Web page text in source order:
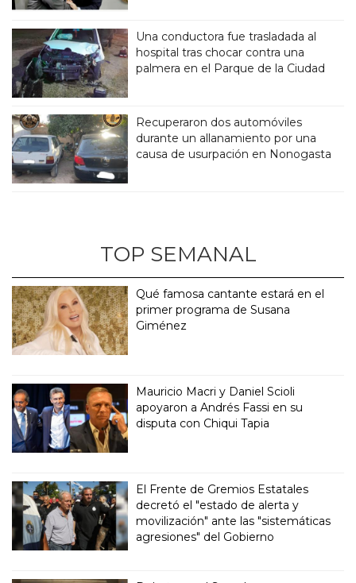
Una conductora fue trasladada al
hospital tras chocar contra una
palmera en el Parque de la Ciudad
Recuperaron dos automóviles
durante un allanamiento por una
causa de usurpación en Nonogasta
TOP SEMANAL
Qué famosa cantante estará en el
primer programa de Susana
Giménez
Mauricio Macri y Daniel Scioli
apoyaron a Andrés Fassi en su
disputa con Chiqui Tapia
El Frente de Gremios Estatales
decretó el "estado de alerta y
movilización" ante las "sistemáticas
agresiones" del Gobierno